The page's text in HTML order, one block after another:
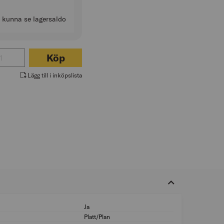
se lagersaldo
KAPSKIVA DT20592
Köp
Lägg till i inköpslista
Ja
Platt/Plan